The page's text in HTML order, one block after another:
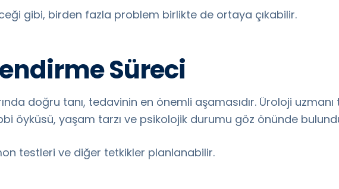
gibi, birden fazla problem birlikte de ortaya çıkabilir.
Süreci
doğru tanı, tedavinin en önemli aşamasıdır. Üroloji
öyküsü, yaşam tarzı ve psikolojik durumu göz önünde
testleri ve diğer tetkikler planlanabilir.